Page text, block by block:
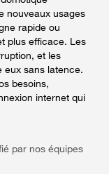
nouveaux usages
rapide ou
plus efficace. Les
et les
eux sans latence.
besoins,
internet qui
par nos équipes